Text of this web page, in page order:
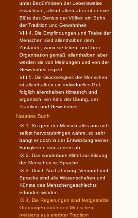
unter Bedürfnissen der Lebensweise
erwachsen; allenthalben aber ist er eine
Blüte des Genius der Völker, ein Sohn
der Tradition und Gewohnheit
VIII.4. Die Empfindungen und Triebe der
Menschen sind allenthalben dem
Zustande, worin sie leben, und ihrer
Organisation gemäß; allenthalben aber
werden sie von Meinungen und von der
Gewohnheit regiert
VIII.5. Die Glückseligkeit der Menschen
ist allenthalben ein individuelles Gut,
folglich allenthalben klimatisch und
organisch, ein Kind der Übung, der
Tradition und Gewohnheit
Neuntes Buch
IX.1. So gern der Mensch alles aus sich
selbst hervorzubringen wähnt, so sehr
hangt er doch in der Entwicklung seiner
Fähigkeiten von andern ab
IX.2. Das sonderbare Mittel zur Bildung
der Menschen ist Sprache
IX.3. Durch Nachahmung, Vernunft und
Sprache sind alle Wissenschaften und
Künste des Menschengeschlechts
erfunden worden
IX.4. Die Regierungen sind festgestellte
Ordnungen unter den Menschen,
meistens aus ererbter Tradition